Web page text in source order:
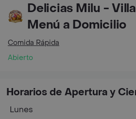
Delicias Milu -
Menú a Domicilio
Comida Rápida
Abierto
Horarios de Apertura y
Lunes